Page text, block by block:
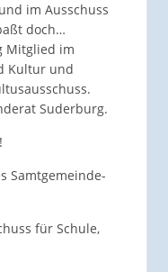
im Ausschuss
doch…
Mitglied im
Kultur und
Suderburg.
Samtgemeinde-
für Schule,